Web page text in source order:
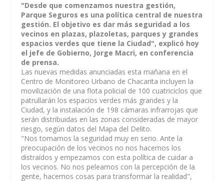
"Desde que comenzamos nuestra gestión,
Parque Seguros es una política central de nuestra
gestión. El objetivo es dar más seguridad a los
vecinos en plazas, plazoletas, parques y grandes
espacios verdes que tiene la Ciudad", explicó hoy
el jefe de Gobierno, Jorge Macri, en conferencia
de prensa.
Las nuevas medidas anunciadas esta mañana en el
Centro de Monitoreo Urbano de Chacarita incluyen la
movilización de una flota policial de 100 cuatriciclos que
patrullarán los espacios verdes más grandes y la
Ciudad, y la instalación de 198 cámaras infrarrojas que
serán distribuidas en las zonas consideradas de mayor
riesgo, según datos del Mapa del Delito.
"Nos tomamos la seguridad muy en serio. Ante la
preocupación de los vecinos no nos hacemos los
distraídos y empezamos con esta política de cuidar a
los vecinos. No nos peleamos con la percepción de la
gente, hacemos cosas para transformar la realidad",